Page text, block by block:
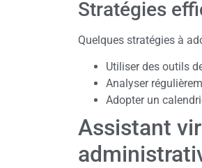
Stratégies
Quelques stratégies à
Utiliser des outils
Analyser
Adopter un
Assistant